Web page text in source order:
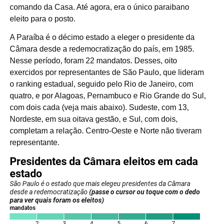
comando da Casa. Até agora, era o único paraibano
eleito para o posto.
A Paraíba é o décimo estado a eleger o presidente da
Câmara desde a redemocratização do país, em 1985.
Nesse período, foram 22 mandatos. Desses, oito
exercidos por representantes de São Paulo, que lideram
o ranking estadual, seguido pelo Rio de Janeiro, com
quatro, e por Alagoas, Pernambuco e Rio Grande do Sul,
com dois cada (veja mais abaixo). Sudeste, com 13,
Nordeste, em sua oitava gestão, e Sul, com dois,
completam a relação. Centro-Oeste e Norte não tiveram
representante.